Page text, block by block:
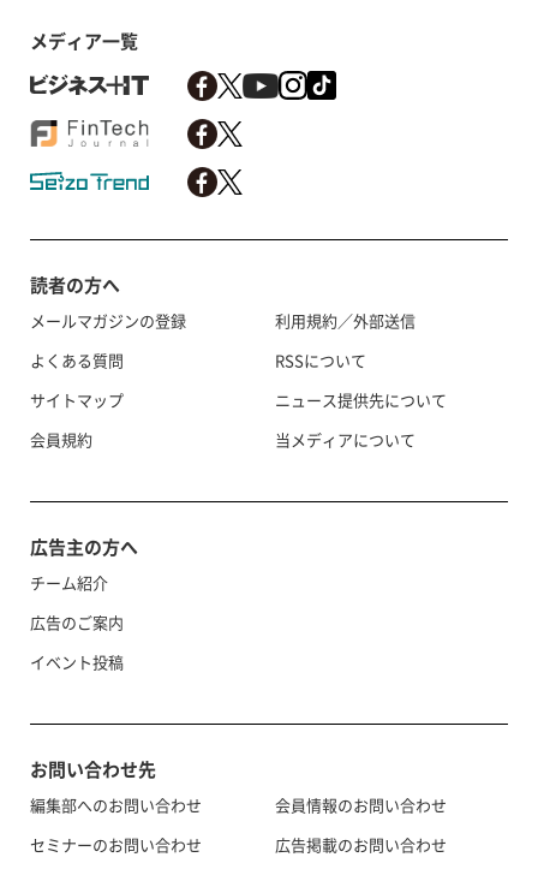
メディア一覧
読者の方へ
メールマガジンの登録
よくある質問
サイトマップ
会員規約
利用規約／外部送信
RSSについて
ニュース提供先について
当メディアについて
広告主の方へ
チーム紹介
広告のご案内
イベント投稿
お問い合わせ先
編集部へのお問い合わせ
セミナーのお問い合わせ
会員情報のお問い合わせ
広告掲載のお問い合わせ